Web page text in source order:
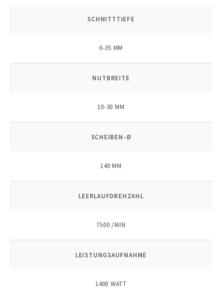
SCHNITTTIEFE
0-35 MM
NUTBREITE
10-30 MM
SCHEIBEN-Ø
140 MM
LEERLAUFDREHZAHL
7500 /MIN
LEISTUNGSAUFNAHME
1400 WATT